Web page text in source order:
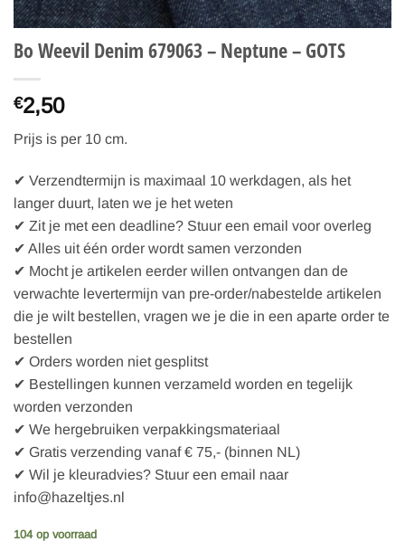
Bo Weevil Denim 679063 – Neptune – GOTS
€2,50
Prijs is per 10 cm.
✔ Verzendtermijn is maximaal 10 werkdagen, als het
langer duurt, laten we je het weten
✔ Zit je met een deadline? Stuur een email voor overleg
✔ Alles uit één order wordt samen verzonden
✔ Mocht je artikelen eerder willen ontvangen dan de
verwachte levertermijn van pre-order/nabestelde artikelen
die je wilt bestellen, vragen we je die in een aparte order te
bestellen
✔ Orders worden niet gesplitst
✔ Bestellingen kunnen verzameld worden en tegelijk
worden verzonden
✔ We hergebruiken verpakkingsmateriaal
✔ Gratis verzending vanaf € 75,- (binnen NL)
✔ Wil je kleuradvies? Stuur een email naar
info@hazeltjes.nl
104 op voorraad